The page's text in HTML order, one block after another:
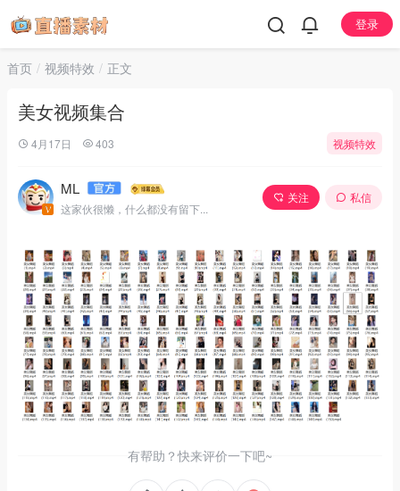
登录
首页 视频特效 正文
美女视频集合
4月17日 403 视频特效
ML
这家伙很懒，什么都没有留下...
关注 私信
有帮助？快来评价一下吧~